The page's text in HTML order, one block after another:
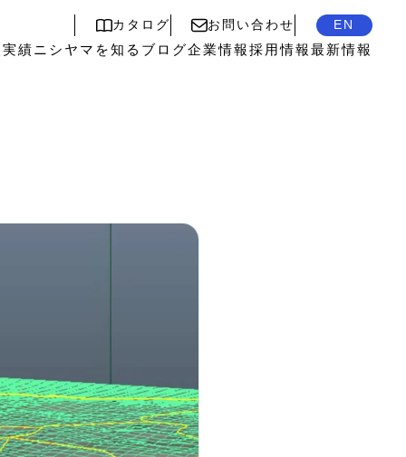
績ニシヤマを知る ブログ企業情報採用情報最新情報
カタログ お問い合わせ EN